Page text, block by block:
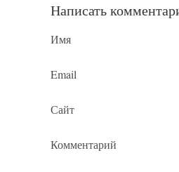
Написать
Имя
Email
Сайт
Комментарий